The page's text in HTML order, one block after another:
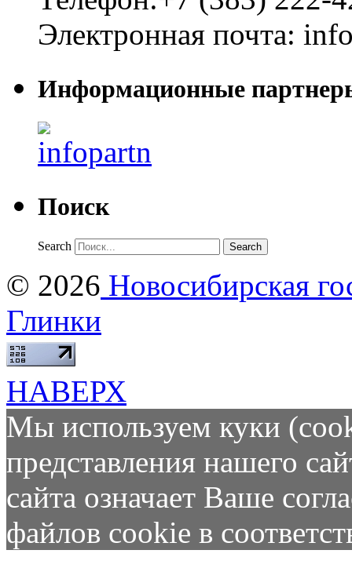
Электронная почта:
Информационные
Поиск
Search
© 2026 Новосибирская
Глинки
НАВЕРХ
Мы используем куки
представления нашего
сайта означает Ваше
файлов cookie в